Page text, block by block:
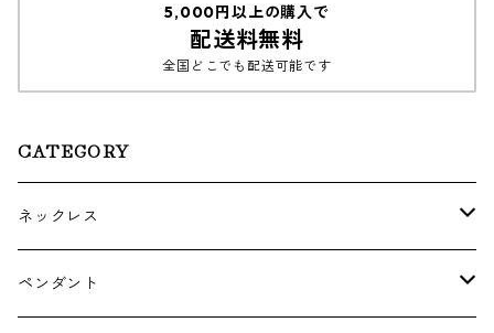
5,000円以上の購入で
配送料無料
全国どこでも配送可能です
CATEGORY
ネックレス
ゴールド・プラチナ
ペンダント